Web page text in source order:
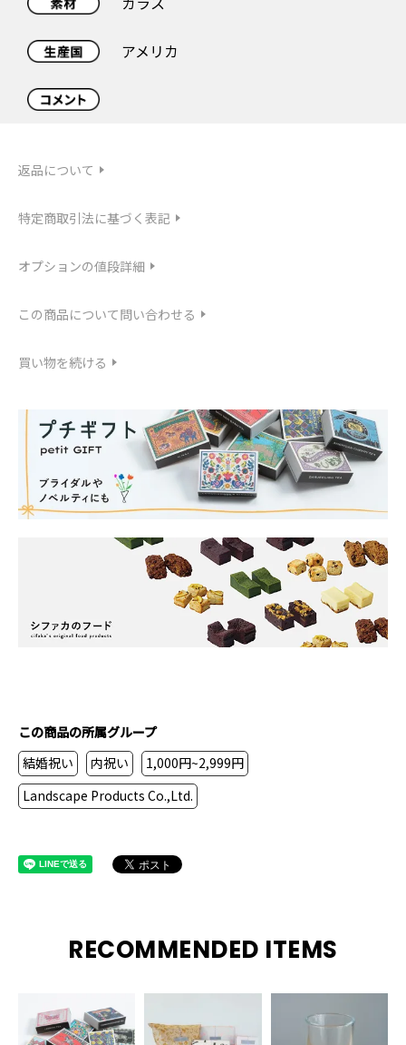
アメリカ
返品について
特定商取引法に基づく表記
オプションの値段詳細
この商品について問い合わせる
買い物を続ける
この商品の所属グループ
結婚祝い
内祝い
1,000円~2,999円
Landscape Products Co.,Ltd.
RECOMMENDED ITEMS